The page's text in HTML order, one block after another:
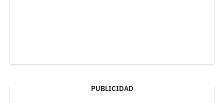
PUBLICIDAD